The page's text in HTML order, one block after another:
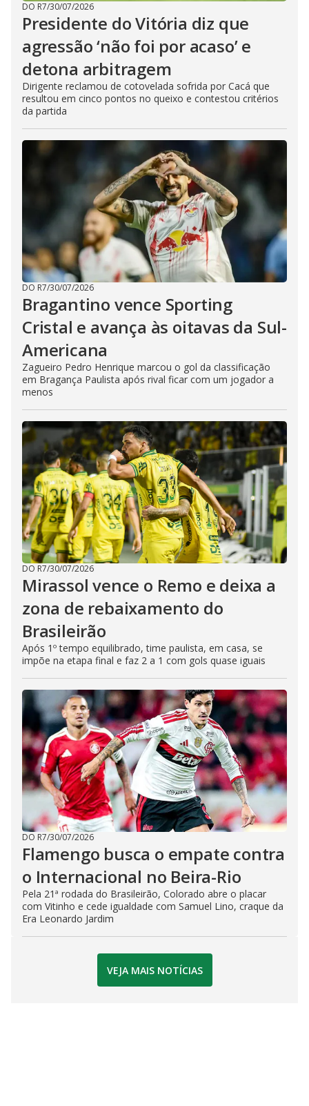
DO R7/30/07/2026
Presidente do Vitória diz que
agressão ‘não foi por acaso’ e
detona arbitragem
Dirigente reclamou de cotovelada sofrida por Cacá que
resultou em cinco pontos no queixo e contestou critérios
da partida
DO R7/30/07/2026
Bragantino vence Sporting
Cristal e avança às oitavas da Sul-
Americana
Zagueiro Pedro Henrique marcou o gol da classificação
em Bragança Paulista após rival ficar com um jogador a
menos
DO R7/30/07/2026
Mirassol vence o Remo e deixa a
zona de rebaixamento do
Brasileirão
Após 1º tempo equilibrado, time paulista, em casa, se
impõe na etapa final e faz 2 a 1 com gols quase iguais
DO R7/30/07/2026
Flamengo busca o empate contra
o Internacional no Beira-Rio
Pela 21ª rodada do Brasileirão, Colorado abre o placar
com Vitinho e cede igualdade com Samuel Lino, craque da
Era Leonardo Jardim
VEJA MAIS NOTÍCIAS